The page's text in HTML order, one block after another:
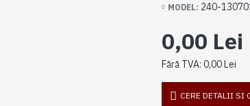
MODEL: 240-
0,00 Lei
Fără TVA: 0,00 Lei
CERE DETALII SI